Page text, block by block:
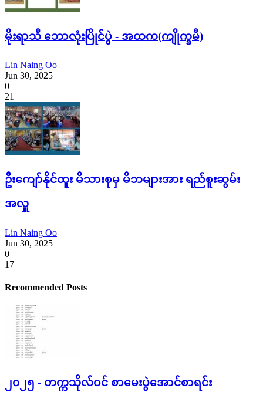
မိုးရာသီ ဘောလုံးပြိုင်ပွဲ - အထက(ကျိုက္ခမီ)
Lin Naing Oo
Jun 30, 2025
0
21
ဦးကျော်နိုင်ထူး မိသားစုမှ မိဘများအား ရည်စူးဆွမ်း
အလှူ
Lin Naing Oo
Jun 30, 2025
0
17
Recommended Posts
၂၀၂၅ - တက္ကသိုလ်ဝင် စာမေးပွဲအောင်စာရင်း